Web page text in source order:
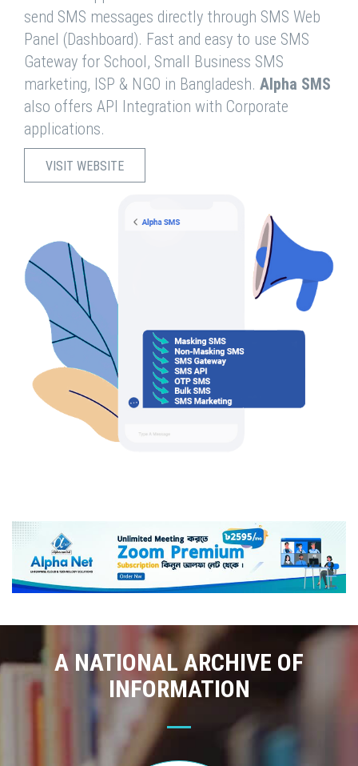
send SMS messages directly through SMS Web
Panel (Dashboard). Fast and easy to use SMS
Gateway for School, Small Business SMS
marketing, ISP & NGO in Bangladesh. Alpha SMS
also offers API Integration with Corporate
applications.
VISIT WEBSITE
A NATIONAL ARCHIVE OF
INFORMATION